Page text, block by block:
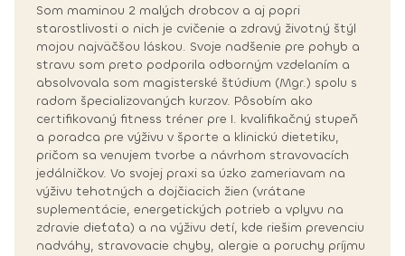
Som maminou 2 malých drobcov a aj popri
starostlivosti o nich je cvičenie a zdravý životný štýl
mojou najväčšou láskou. Svoje nadšenie pre pohyb a
stravu som preto podporila odborným vzdelaním a
absolvovala som magisterské štúdium (Mgr.) spolu s
radom špecializovaných kurzov. Pôsobím ako
certifikovaný fitness tréner pre I. kvalifikačný stupeň
a poradca pre výživu v športe a klinickú dietetiku,
pričom sa venujem tvorbe a návrhom stravovacích
jedálničkov. Vo svojej praxi sa úzko zameriavam na
výživu tehotných a dojčiacich žien (vrátane
suplementácie, energetických potrieb a vplyvu na
zdravie dieťaťa) a na výživu detí, kde riešim prevenciu
nadváhy, stravovacie chyby, alergie a poruchy príjmu